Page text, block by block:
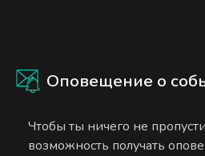
Оповещение о
Чтобы ты ничего не
возможность получать